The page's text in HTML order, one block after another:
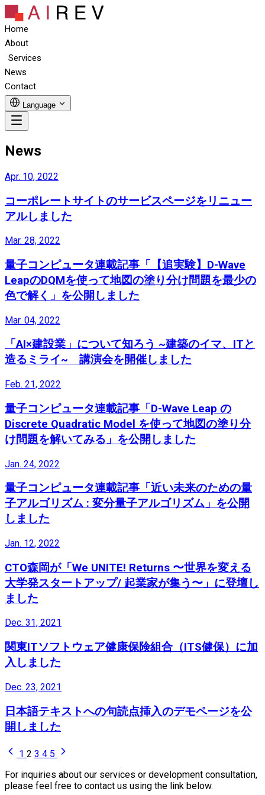
Home
About
Services
News
Contact
Language
News
Apr. 10, 2022
コーポレートサイトのサービスページをリニュー
アルしました
Mar. 28, 2022
量子コンピュータ連載記事「【追実験】D-Wave
LeapのDQMを使って地図の塗り分け問題を最少の
色で解く」を公開しました
Mar. 04, 2022
「AI×建設業」について知ろう ~建築のイマ、ITと
造るミライ~ 講演会を開催しました
Feb. 21, 2022
量子コンピュータ連載記事「D-Wave Leap の
Discrete Quadratic Model を使って地図の塗り分
け問題を解いてみる」を公開しました
Jan. 24, 2022
量子コンピュータ連載記事「近い未来のための量
子アルゴリズム : 変分量子アルゴリズム」を公開
しました
Jan. 12, 2022
CTO森岡が「We UNITE! Returns 〜世界を変える
大学発スタートアップ/ 起業家が集う〜」に登壇し
ました
Dec. 31, 2021
関東ITソフトウェア健康保険組合（ITS健保）に加
入しました
Dec. 23, 2021
日本語テキストへの句読点挿入のデモページを公
開しました
1 2 3 4 5
For inquiries about our services or development consultation,
please feel free to contact us using the link below.